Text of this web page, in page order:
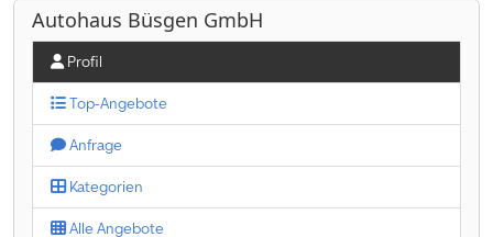
Autohaus Büsgen GmbH
Profil
Top-Angebote
Anfrage
Kategorien
Alle Angebote